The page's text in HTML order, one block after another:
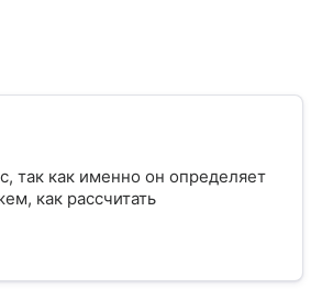
так как именно он определяет
как рассчитать